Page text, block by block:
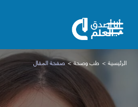
الرئيسية طب وصحة صفحة المقال